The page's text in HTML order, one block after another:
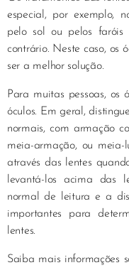
especial, por exemplo,
pelo sol ou pelos faróis
contrário. Neste caso, os
ser a melhor solução.
Para muitas pessoas,
óculos. Em geral,
normais, com armação
meia-armação, ou meia-
através das lentes
levantá-los acima das
normal de leitura e a
importantes para
lentes.
Saiba mais informações